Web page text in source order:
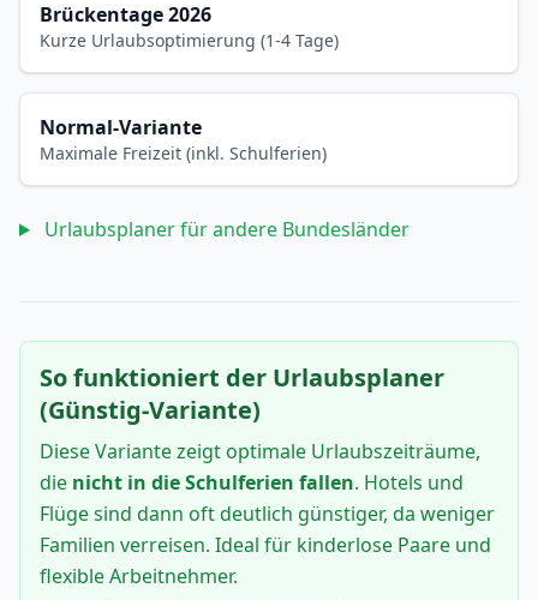
Brückentage 2026
Kurze Urlaubsoptimierung (1-4 Tage)
Normal-Variante
Maximale Freizeit (inkl. Schulferien)
Urlaubsplaner für andere Bundesländer
So funktioniert der Urlaubsplaner
(Günstig-Variante)
Diese Variante zeigt optimale Urlaubszeiträume,
die nicht in die Schulferien fallen. Hotels und
Flüge sind dann oft deutlich günstiger, da weniger
Familien verreisen. Ideal für kinderlose Paare und
flexible Arbeitnehmer.